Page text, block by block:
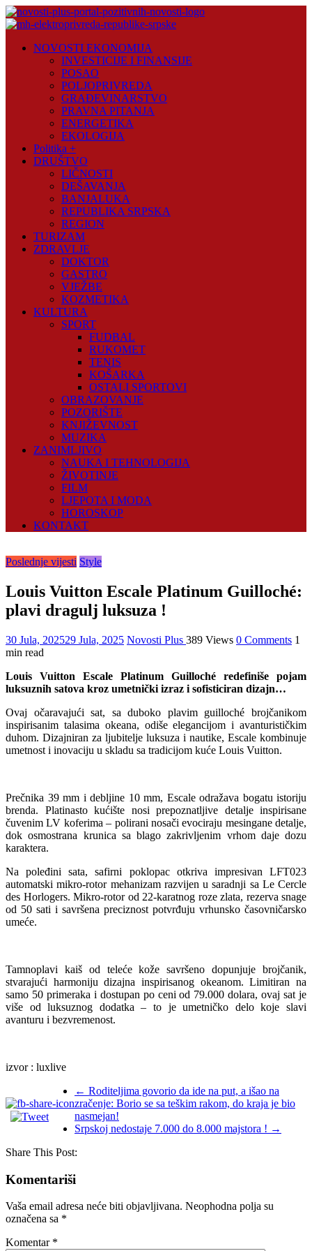
Skip
to
Plus
NOVOSTI EKONOMIJA
INVESTICIJE I FINANSIJE
POSAO
POLJOPRIVREDA
GRAĐEVINARSTVO
PRAVNA PITANJA
ENERGETIKA
EKOLOGIJA
Politika +
DRUŠTVO
LIČNOSTI
DEŠAVANJA
BANJALUKA
REPUBLIKA SRPSKA
REGION
TURIZAM
ZDRAVLJE
DOKTOR
GASTRO
VJEŽBE
KOZMETIKA
KULTURA
SPORT
FUDBAL
RUKOMET
TENIS
KOŠARKA
OSTALI SPORTOVI
OBRAZOVANJE
POZORIŠTE
KNJIŽEVNOST
MUZIKA
ZANIMLJIVO
NAUKA I TEHNOLOGIJA
ŽIVOTINJE
FILM
LJEPOTA I MODA
HOROSKOP
KONTAKT
Poslednje vijesti Style
Louis Vuitton Escale Platinum Guilloché:
plavi dragulj luksuza !
30 Jula, 202529 Jula, 2025 Novosti Plus 389 Views 0 Comments 1
min read
Louis Vuitton Escale Platinum Guilloché redefiniše pojam
luksuznih satova kroz umetnički izraz i sofisticiran dizajn…
Ovaj očaravajući sat, sa duboko plavim guilloché brojčanikom
inspirisanim talasima okeana, odiše elegancijom i avanturističkim
duhom. Dizajniran za ljubitelje luksuza i nautike, Escale kombinuje
umetnost i inovaciju u skladu sa tradicijom kuće Louis Vuitton.
Prečnika 39 mm i debljine 10 mm, Escale odražava bogatu istoriju
brenda. Platinasto kućište nosi prepoznatljive detalje inspirisane
čuvenim LV koferima – polirani nosači evociraju mesingane detalje,
dok osmostrana krunica sa blago zakrivljenim vrhom daje dozu
karaktera.
Na poleđini sata, safirni poklopac otkriva impresivan LFT023
automatski mikro-rotor mehanizam razvijen u saradnji sa Le Cercle
des Horlogers. Mikro-rotor od 22-karatnog roze zlata, rezerva snage
od 50 sati i savršena preciznost potvrđuju vrhunsko časovničarsko
umeće.
Tamnoplavi kaiš od teleće kože savršeno dopunjuje brojčanik,
stvarajući harmoniju dizajna inspirisanog okeanom. Limitiran na
samo 50 primeraka i dostupan po ceni od 79.000 dolara, ovaj sat je
više od luksuznog dodatka – to je umetničko delo koje slavi
avanturu i bezvremenost.
izvor : luxlive
← Roditeljima govorio da ide na put, a išao na
zračenje: Borio se sa teškim rakom, do kraja je bio
nasmejan!
Srpskoj nedostaje 7.000 do 8.000 majstora ! →
Share This Post:
Komentariši
Vaša email adresa neće biti objavljivana. Neophodna polja su
označena sa *
Komentar *